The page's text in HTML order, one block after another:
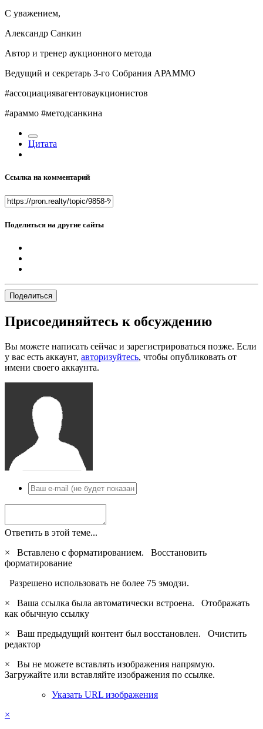
С уважением,
Александр Санкин
Автор и тренер аукционного метода
Ведущий и секретарь 3-го Собрания АРАММО
#ассоциациявагентоваукционистов
#араммо #методсанкина
Цитата
Ссылка на комментарий
Поделиться на другие сайты
Поделиться
Присоединяйтесь к обсуждению
Вы можете написать сейчас и зарегистрироваться позже. Если
у вас есть аккаунт, авторизуйтесь, чтобы опубликовать от
имени своего аккаунта.
Ответить в этой теме...
×
Вставлено с форматированием. Восстановить
форматирование
Разрешено использовать не более 75 эмодзи.
×
Ваша ссылка была автоматически встроена. Отображать
как обычную ссылку
×
Ваш предыдущий контент был восстановлен. Очистить
редактор
×
Вы не можете вставлять изображения напрямую.
Загружайте или вставляйте изображения по ссылке.
Указать URL изображения
×